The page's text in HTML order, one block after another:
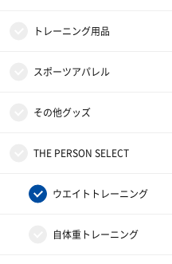
補給食
プロテイン
その他サプリメント
グッズ・アクセサリー
腰用サポーター
ひざ用サポーター
足首用サポーター
その他サポーター
伸縮テープ
アンダーラップ
その他テーピンググッズ
トレーニング用品
スポーツアパレル
半袖シャツ
長袖シャツ
ハーフパンツ
ソックス
その他グッズ
サンダル
バッグ
インソール
THE PERSON SELECT
ウエイトトレーニング
自体重トレーニング